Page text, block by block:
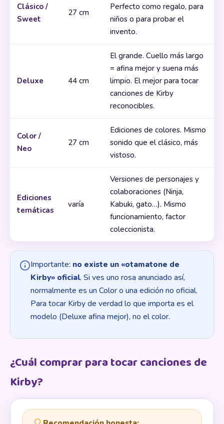
Clásico /
Sweet
27 cm
Perfecto como regalo, para
niños o para probar el
invento.
Deluxe 44 cm
El grande. Cuello más largo
= afina mejor y suena más
limpio. El mejor para tocar
canciones de Kirby
reconocibles.
Color /
Neo
27 cm
Ediciones de colores. Mismo
sonido que el clásico, más
vistoso.
Ediciones
temáticas
varía
Versiones de personajes y
colaboraciones (Ninja,
Kabuki, gato…). Mismo
funcionamiento, factor
coleccionista.
Importante: no existe un «otamatone de
Kirby» oficial. Si ves uno rosa anunciado así,
normalmente es un Color o una edición no oficial.
Para tocar Kirby de verdad lo que importa es el
modelo (Deluxe afina mejor), no el color.
¿Cuál comprar para tocar canciones de
Kirby?